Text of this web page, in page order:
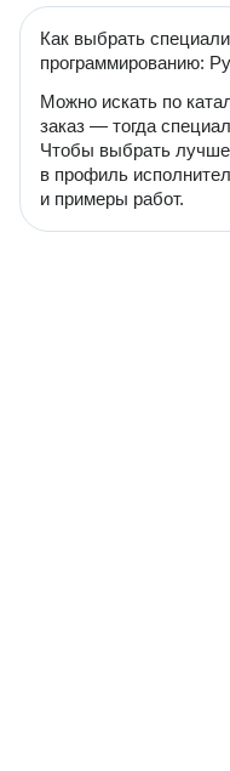
Как выбрать
программированию:
Можно искать по
заказ — тогда
Чтобы выбрать
в профиль
и примеры работ.